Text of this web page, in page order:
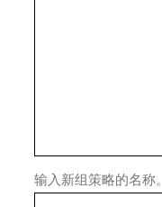
输入新组策略的名称。